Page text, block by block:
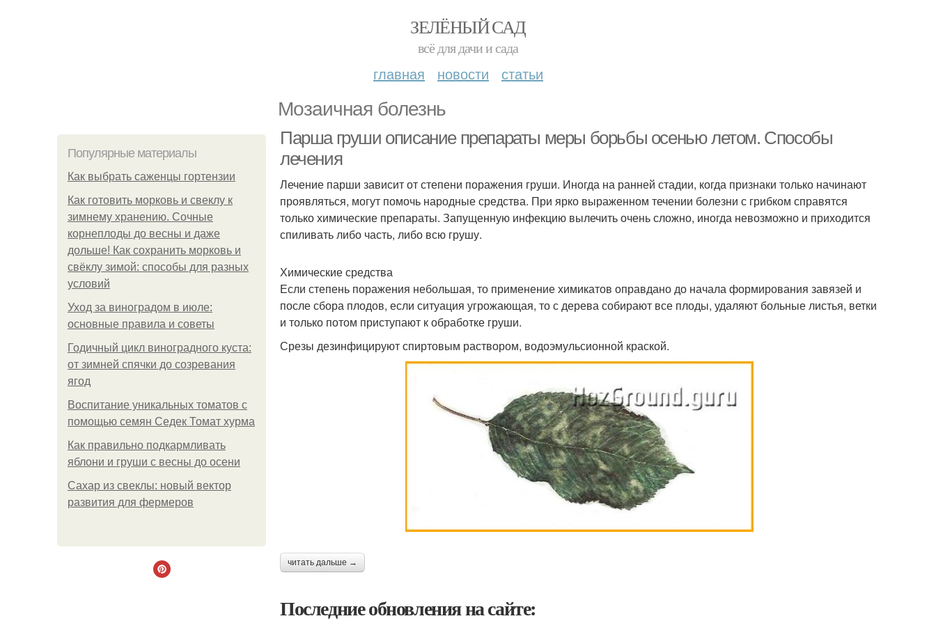
ЗЕЛЁНЫЙ САД
всё для дачи и сада
главная новости статьи
Мозаичная болезнь
Популярные материалы
Как выбрать саженцы гортензии
Как готовить морковь и свеклу к
зимнему хранению. Сочные
корнеплоды до весны и даже
дольше! Как сохранить морковь и
свёклу зимой: способы для разных
условий
Уход за виноградом в июле:
основные правила и советы
Годичный цикл виноградного куста:
от зимней спячки до созревания
ягод
Воспитание уникальных томатов с
помощью семян Седек Томат хурма
Как правильно подкармливать
яблони и груши с весны до осени
Сахар из свеклы: новый вектор
развития для фермеров
Парша груши описание препараты меры борьбы осенью летом. Способы
лечения
Лечение парши зависит от степени поражения груши. Иногда на ранней стадии, когда признаки только начинают
проявляться, могут помочь народные средства. При ярко выраженном течении болезни с грибком справятся
только химические препараты. Запущенную инфекцию вылечить очень сложно, иногда невозможно и приходится
спиливать либо часть, либо всю грушу.
Химические средства
Если степень поражения небольшая, то применение химикатов оправдано до начала формирования завязей и
после сбора плодов, если ситуация угрожающая, то с дерева собирают все плоды, удаляют больные листья, ветки
и только потом приступают к обработке груши.
Срезы дезинфицируют спиртовым раствором, водоэмульсионной краской.
читать дальше →
Последние обновления на сайте: